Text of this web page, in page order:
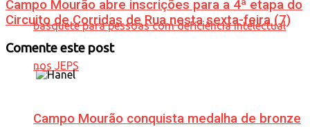
Campo Mourão conquista medalha de bronze
Campo Mourão abre inscrições para a 4ª etapa do
Circuito de Corridas de Rua nesta sexta-feira (7)
Comente este post